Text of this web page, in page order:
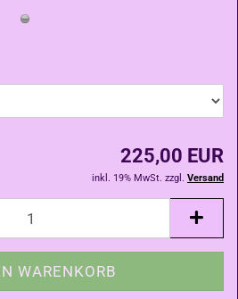
225,00 EUR
inkl. 19% MwSt. zzgl. Versand